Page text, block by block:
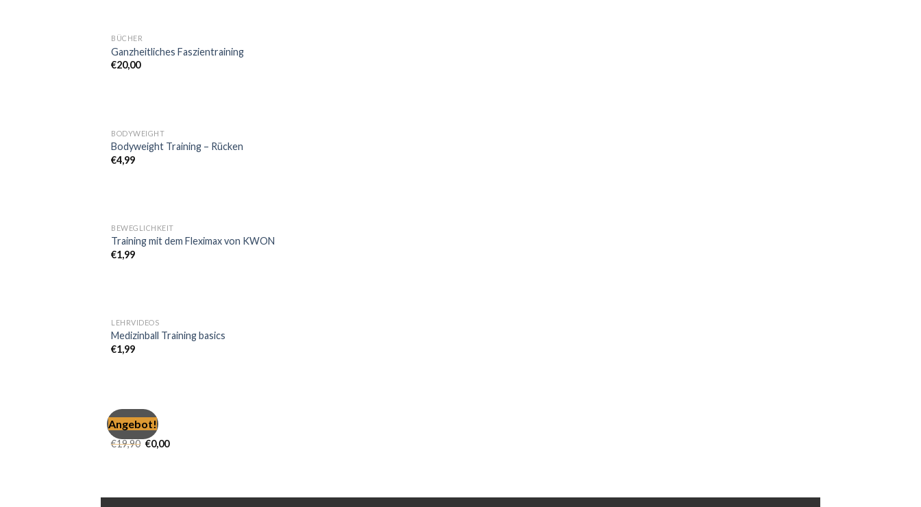
BÜCHER
Ganzheitliches Faszientraining
€20,00
BODYWEIGHT
Bodyweight Training – Rücken
€4,99
BEWEGLICHKEIT
Training mit dem Fleximax von KWON
€1,99
LEHRVIDEOS
Medizinball Training basics
€1,99
Angebot!
FREE
Busy Pro
€19,90 €0,00